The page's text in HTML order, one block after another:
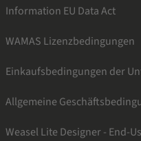
Information EU Data Act
WAMAS Lizenzbedingungen
Einkaufsbedingungen der
Allgemeine
Weasel Lite Designer - End-